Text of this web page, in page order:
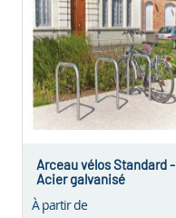
Arceau vélos Standard -
Acier galvanisé
À partir de